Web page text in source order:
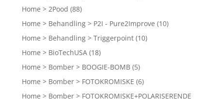
Home > 2Pood (88)
Home > Behandling > P2I - Pure2Improve (10)
Home > Behandling > Triggerpoint (10)
Home > BioTechUSA (18)
Home > Bomber > BOOGIE-BOMB (5)
Home > Bomber > FOTOKROMISKE (6)
Home > Bomber > FOTOKROMISKE+POLARISERENDE